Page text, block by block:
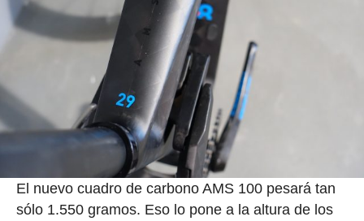
El nuevo cuadro de carbono AMS 100 pesará tan
sólo 1.550 gramos. Eso lo pone a la altura de los